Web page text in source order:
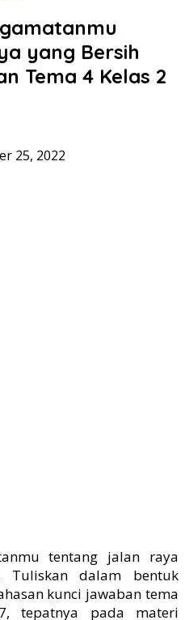
yang Bersih
Tema 4 Kelas 2
25, 2022
tentang jalan raya
Tuliskan dalam bentuk
kunci jawaban tema
tepatnya pada materi